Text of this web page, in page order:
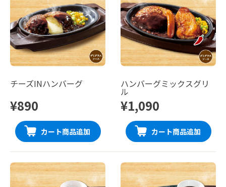
チーズINハンバーグ
¥890
カート商品追加
ハンバーグミックスグリ
ル
¥1,090
カート商品追加